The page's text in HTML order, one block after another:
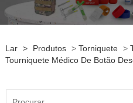
Lar > Produtos > Torniquete >
Tourniquete Médico De Botão